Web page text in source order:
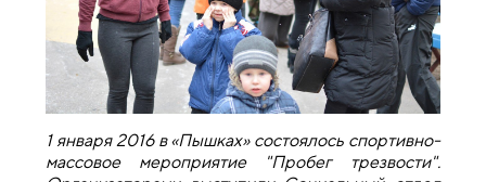
1 января 2016 в «Пышках» состоялось спортивно-
массовое мероприятие "Пробег трезвости".